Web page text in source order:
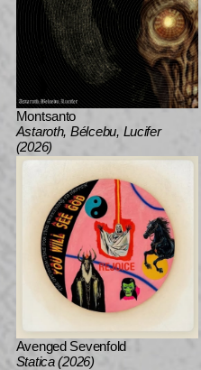
Montsanto
Astaroth, Bélcebu, Lucifer
(2026)
Avenged Sevenfold
Statica (2026)